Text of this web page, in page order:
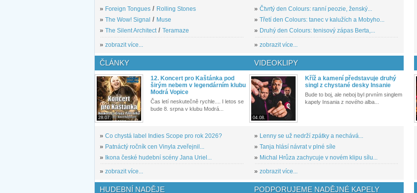
» Foreign Tongues / Rolling Stones
» The Wow! Signal / Muse
» The Silent Architect/ Teramaze
» zobrazit více...
» Čtvrtý den Colours: ranní peozie, ženský...
» Třetí den Colours: tanec v kalužích a Mobyho...
» Druhý den Colours: tenisový zápas Berta,...
» zobrazit více...
ČLÁNKY
28.07.
12. Koncert pro Kaštánka pod
širým nebem v legendárním klubu
Modrá Vopice
Čas letí neskutečně rychle.... I letos se
bude 8. srpna v klubu Modrá...
» Co chystá label Indies Scope pro rok 2026?
» Patnáctý ročník cen Vinyla zveřejnil...
» Ikona české hudební scény Jana Uriel...
» zobrazit více...
VIDEOKLIPY
04.08.
Kříž a kamení představuje druhý
singl z chystané desky Insanie
Bude to boj, ale neboj byl prvním singlem
kapely Insania z nového alba...
» Lenny se už nedrží zpátky a nechává...
» Tanja hlásí návrat v plné síle
» Michal Hrůza zachycuje v novém klipu sílu...
» zobrazit více...
HUDEBNÍ NADĚJE PODPORUJEME NADĚJNÉ KAPELY